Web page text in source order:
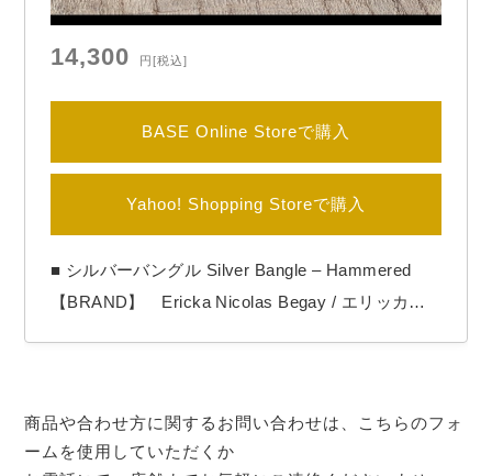
14,300 円 [税込]
BASE Online Storeで購入
Yahoo! Shopping Storeで購入
■ シルバーバングル Silver Bangle – Hammered
【BRAND】 Ericka Nicolas Begay / エリッカニ
をシルバーの塊を溶かす工程からの手作…
商品や合わせ方に関するお問い合わせは、こちらのフォ
ームを使用していただくか